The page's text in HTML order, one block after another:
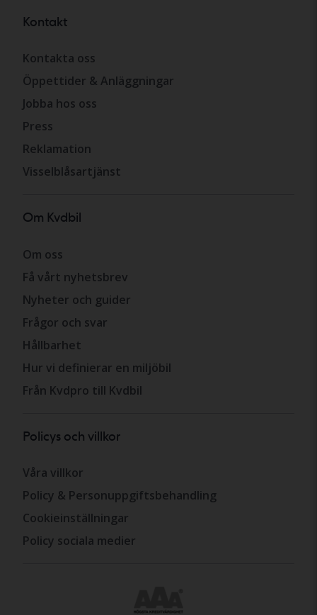
Kontakt
Kontakta oss
Öppettider & Anläggningar
Jobba hos oss
Press
Reklamation
Visselblåsartjänst
Om Kvdbil
Om oss
Få vårt nyhetsbrev
Nyheter och guider
Frågor och svar
Hållbarhet
Hur vi definierar en miljöbil
Från Kvdpro till Kvdbil
Policys och villkor
Våra villkor
Policy & Personuppgiftsbehandling
Cookieinställningar
Policy sociala medier